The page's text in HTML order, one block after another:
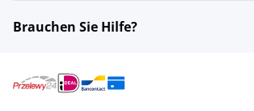
Brauchen Sie Hilfe?